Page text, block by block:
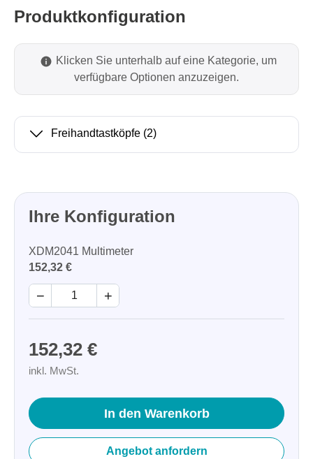
Produktkonfiguration
Klicken Sie unterhalb auf eine Kategorie, um
verfügbare Optionen anzuzeigen.
Freihandtastköpfe (2)
Ihre Konfiguration
XDM2041 Multimeter
152,32 €
− +
152,32 €
inkl. MwSt.
In den Warenkorb
Angebot anfordern